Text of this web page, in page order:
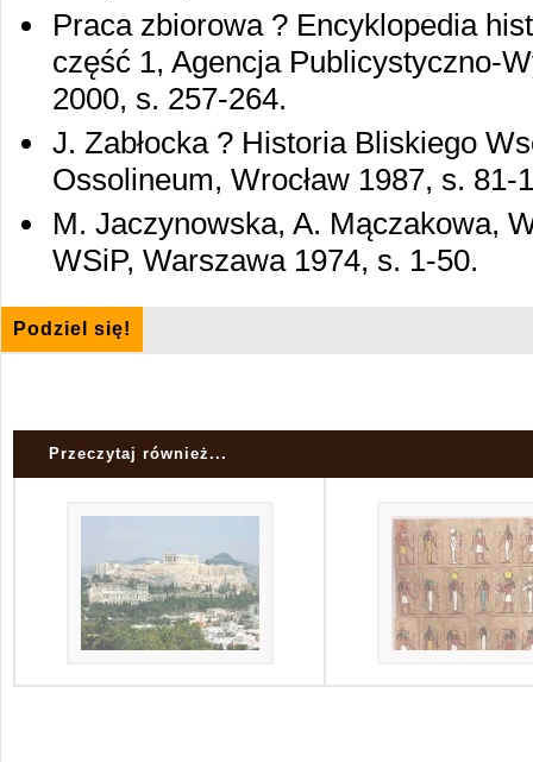
Praca zbiorowa ? Encyklopedia
część 1, Agencja Publicystyczno-
2000, s. 257-264.
J. Zabłocka ? Historia Bliskiego
Ossolineum, Wrocław 1987, s. 81-
M. Jaczynowska, A. Mączakowa,
WSiP, Warszawa 1974, s. 1-50.
Podziel się!
Przeczytaj również...